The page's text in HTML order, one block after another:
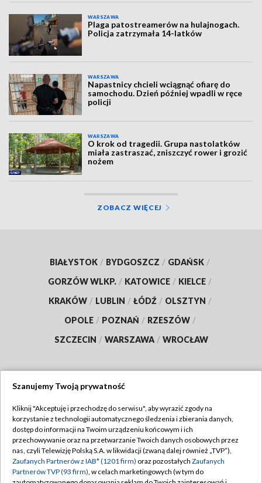
WARSZAWA
Plaga patostreamerów na hulajnogach.
Policja zatrzymała 14-latków
WARSZAWA
Napastnicy chcieli wciągnąć ofiarę do
samochodu. Dzień później wpadli w ręce
policji
WARSZAWA
O krok od tragedii. Grupa nastolatków
miała zastraszać, zniszczyć rower i grozić
nożem
ZOBACZ WIĘCEJ
BIAŁYSTOK / BYDGOSZCZ / GDAŃSK /
GORZÓW WLKP. / KATOWICE / KIELCE /
KRAKÓW / LUBLIN / ŁÓDŹ / OLSZTYN /
OPOLE / POZNAŃ / RZESZÓW /
SZCZECIN / WARSZAWA / WROCŁAW
TVP
Abonament TVP
Emisja w TVP
Centrum informacji TVP
Regulamin TVP
Polityka prywatności
Szanujemy Twoją prywatność
Kliknij "Akceptuję i przechodzę do serwisu", aby wyrazić zgody na
korzystanie z technologii automatycznego śledzenia i zbierania danych,
dostęp do informacji na Twoim urządzeniu końcowym i ich
przechowywanie oraz na przetwarzanie Twoich danych osobowych przez
nas, czyli Telewizję Polską S.A. w likwidacji (zwaną dalej również „TVP”),
Zaufanych Partnerów z IAB* (1201 firm) oraz pozostałych Zaufanych
Partnerów TVP (93 firm), w celach marketingowych (w tym do